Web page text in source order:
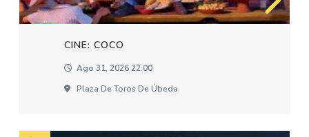
CINE: COCO
Ago 31, 2026 22:00
Plaza De Toros De Úbeda